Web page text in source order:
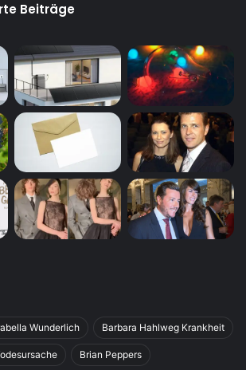
Beiträge
Wunderlich Barbara Hahlweg Krankheit
Brian Peppers